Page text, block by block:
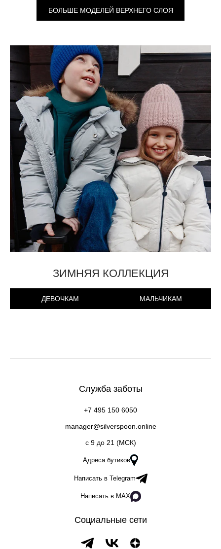
БОЛЬШЕ МОДЕЛЕЙ ВЕРХНЕГО СЛОЯ
ЗИМНЯЯ КОЛЛЕКЦИЯ
ДЕВОЧКАМ МАЛЬЧИКАМ
Служба заботы
+7 495 150 6050
manager@silverspoon.online
c 9 до 21 (МСК)
Адреса бутиков
Написать в Telegram
Написать в MAX
Социальные сети